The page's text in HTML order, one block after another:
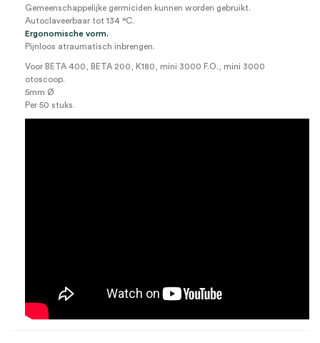
Gemeenschappelijke germiciden kunnen worden gebruikt.
Autoclaveerbaar tot 134 °C.
Ergonomische vorm.
Pijnloos atraumatisch inbrengen.
Voor BETA 400, BETA 200, K180, mini 3000 F.O., mini 3000
otoscoop.
5mm Ø
Per 50 stuks.